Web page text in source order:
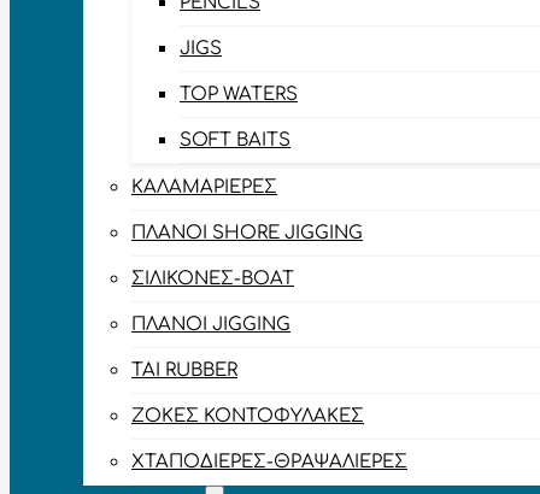
JIGS
TOP WATERS
SOFT BAITS
ΚΑΛΑΜΑΡΙΈΡΕΣ
ΠΛΆΝΟΙ SHORE JIGGING
ΣΙΛΙΚΌΝΕΣ-BOAT
ΠΛΆΝΟΙ JIGGING
TAI RUBBER
ΖΌΚΕΣ ΚΟΝΤΟΦΎΛΑΚΕΣ
ΧΤΑΠΟΔΙΈΡΕΣ-ΘΡΑΨΑΛΙΈΡΕΣ